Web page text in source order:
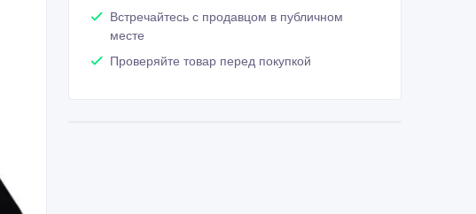
Встречайтесь с продавцом в публичном
месте
Проверяйте товар перед покупкой